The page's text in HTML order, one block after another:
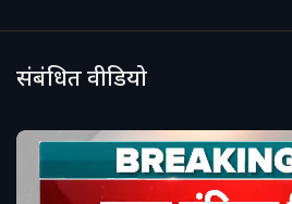
संबंधित वीडियो